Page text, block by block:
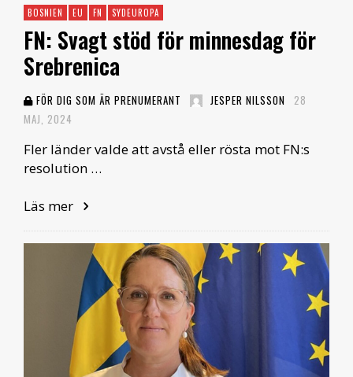
BOSNIEN EU FN SYDEUROPA
FN: Svagt stöd för minnesdag för
Srebrenica
FÖR DIG SOM ÄR PRENUMERANT JESPER NILSSON
28
MAJ, 2024
Fler länder valde att avstå eller rösta mot FN:s
resolution …
Läs mer